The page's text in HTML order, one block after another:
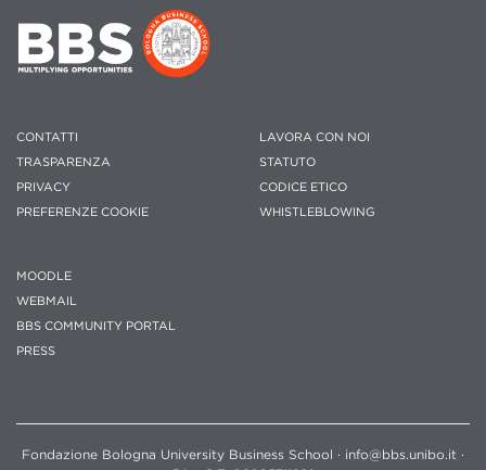
CONTATTI
TRASPARENZA
PRIVACY
PREFERENZE COOKIE
LAVORA CON NOI
STATUTO
CODICE ETICO
WHISTLEBLOWING
MOODLE
WEBMAIL
BBS COMMUNITY PORTAL
PRESS
Fondazione Bologna University Business School · info@bbs.unibo.it ·